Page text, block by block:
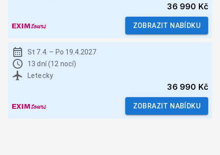
36 990 Kč
ZOBRAZIT NABÍDKU
St 7.4. – Po 19.4.2027
13 dní (12 nocí)
Letecky
36 990 Kč
ZOBRAZIT NABÍDKU